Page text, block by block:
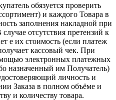
обязуется проверить
и каждого Товара в
заполнения накладной при
отсутствия претензий к
е их стоимость (если платеж
кассовый чек. При
электронных платежных
назначенный им Получатель)
личность и
Заказа в полном объёме и
и количеству товара.